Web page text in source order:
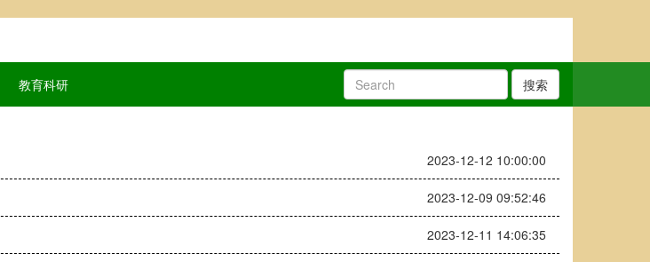
教育科研 搜索
2023-12-12 10:00:00
2023-12-09 09:52:46
2023-12-11 14:06:35